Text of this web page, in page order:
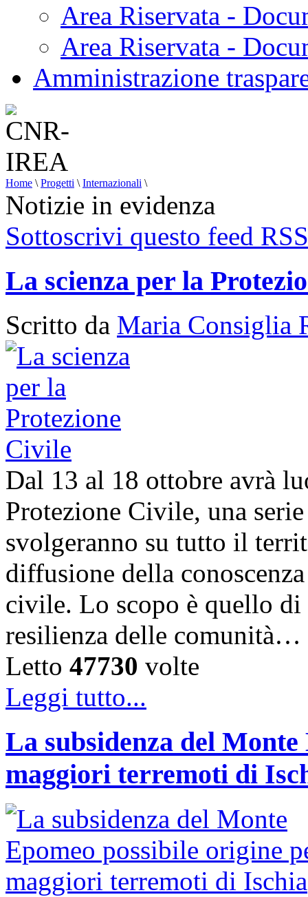
Area Riservata -
Area Riservata -
Amministrazione
Home \ Progetti \ Internazionali \
Notizie in evidenza
Sottoscrivi questo feed RSS
La scienza per la
Scritto da Maria Consiglia
Dal 13 al 18 ottobre avrà
Protezione Civile, una
svolgeranno su tutto il
diffusione della
civile. Lo scopo è quello di
resilienza delle comunità…
Letto 47730 volte
Leggi tutto...
La subsidenza del
maggiori terremoti di